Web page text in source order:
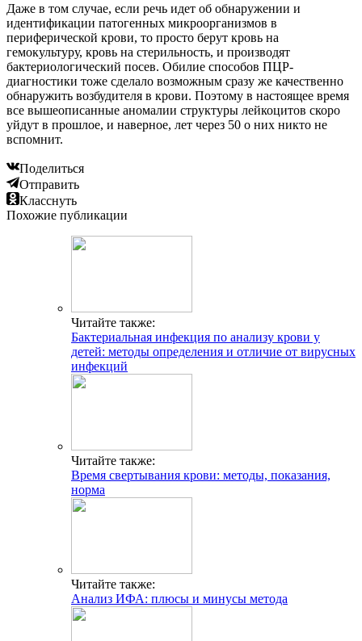
Даже в том случае, если речь идет об обнаружении и
идентификации патогенных микроорганизмов в
периферической крови, то просто берут кровь на
гемокультуру, кровь на стерильность, и производят
бактериологический посев. Обилие способов ПЦР-
диагностики тоже сделало возможным сразу же качественно
обнаружить возбудителя в крови. Поэтому в настоящее время
все вышеописанные аномалии структуры лейкоцитов скоро
уйдут в прошлое, и наверное, лет через 50 о них никто не
вспомнит.
Поделиться
Отправить
Класснуть
Похожие публикации
Читайте также:
Бактериальная инфекция по анализу крови у
детей: методы определения и отличие от вирусных
инфекций
Читайте также:
Время свертывания крови: методы, показания,
норма
Читайте также:
Анализ ИФА: плюсы и минусы метода